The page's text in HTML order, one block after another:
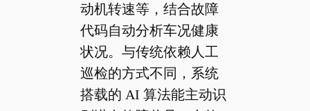
动机转速等，结合故障
代码自动分析车况健康
状况。与传统依赖人工
巡检的方式不同，系统
搭载的 AI 算法能主动识